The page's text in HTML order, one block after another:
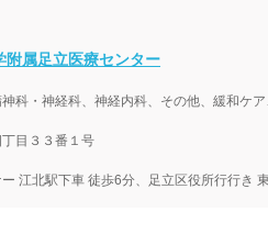
附属足立医療センター
科・神経科、神経内科、その他、緩和ケ
目３３番１号
江北駅下車 徒歩6分、足立区役所行行き